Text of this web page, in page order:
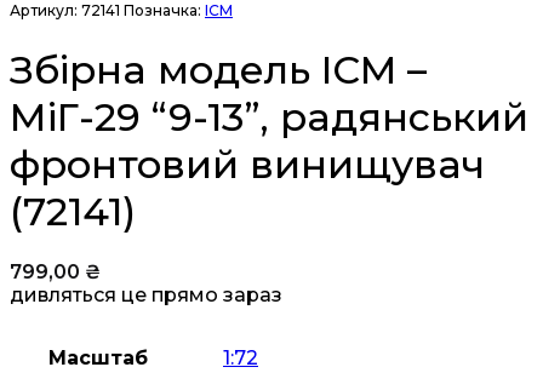
Артикул: 72141 Позначка: ICM
Збірна модель ICM –
МіГ-29 “9-13”, радянський
фронтовий винищувач
(72141)
799,00 ₴
дивляться це прямо зараз
Масштаб
1:72